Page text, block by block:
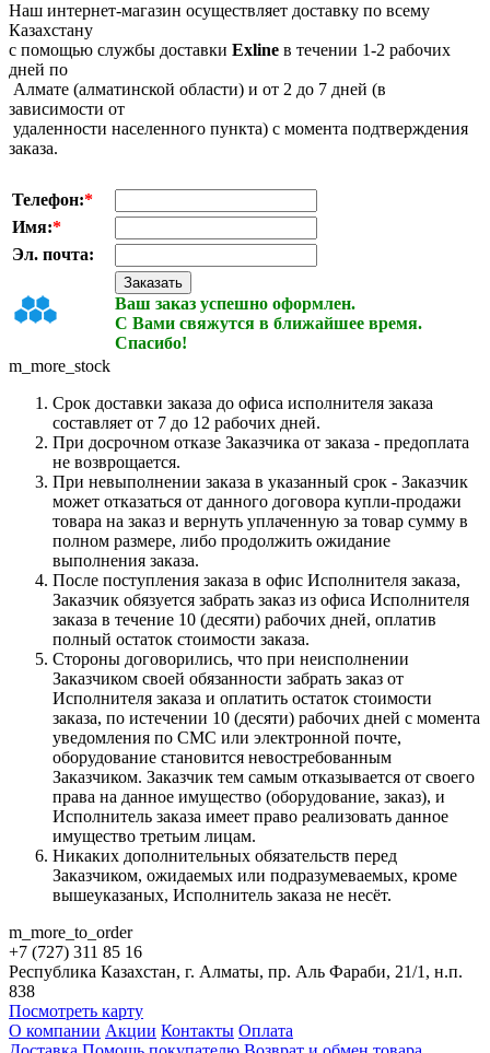
Наш интернет-магазин осуществляет доставку по всему
Казахстану
с помощью службы доставки Exline в течении 1-2 рабочих
дней по
Алмате (алматинской области) и от 2 до 7 дней (в
зависимости от
удаленности населенного пункта) с момента подтверждения
заказа.
Телефон:*
Имя:*
Эл. почта:
Ваш заказ успешно оформлен.
С Вами свяжутся в ближайшее время.
Спасибо!
m_more_stock
Срок доставки заказа до офиса исполнителя заказа
составляет от 7 до 12 рабочих дней.
При досрочном отказе Заказчика от заказа - предоплата
не возврощается.
При невыполнении заказа в указанный срок - Заказчик
может отказаться от данного договора купли-продажи
товара на заказ и вернуть уплаченную за товар сумму в
полном размере, либо продолжить ожидание
выполнения заказа.
После поступления заказа в офис Исполнителя заказа,
Заказчик обязуется забрать заказ из офиса Исполнителя
заказа в течение 10 (десяти) рабочих дней, оплатив
полный остаток стоимости заказа.
Стороны договорились, что при неисполнении
Заказчиком своей обязанности забрать заказ от
Исполнителя заказа и оплатить остаток стоимости
заказа, по истечении 10 (десяти) рабочих дней с момента
уведомления по СМС или электронной почте,
оборудование становится невостребованным
Заказчиком. Заказчик тем самым отказывается от своего
права на данное имущество (оборудование, заказ), и
Исполнитель заказа имеет право реализовать данное
имущество третьим лицам.
Никаких дополнительных обязательств перед
Заказчиком, ожидаемых или подразумеваемых, кроме
вышеуказаных, Исполнитель заказа не несёт.
m_more_to_order
+7 (727) 311 85 16
Республика Казахстан, г. Алматы, пр. Аль Фараби, 21/1, н.п.
838
Посмотреть карту
О компании Акции Контакты Оплата